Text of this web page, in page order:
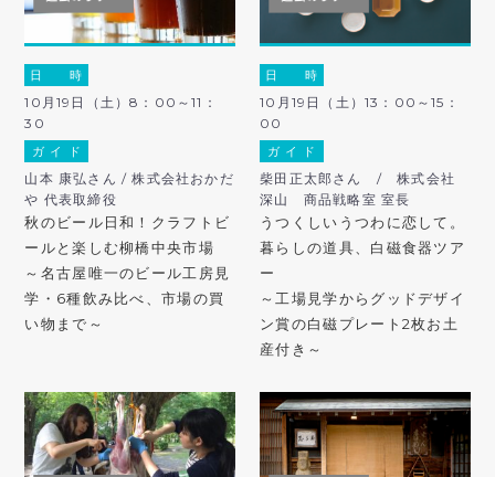
日 時
10月19日（土）8：00～11：
30
ガ イ ド
山本 康弘さん / 株式会社おかだ
や 代表取締役
秋のビール日和！クラフトビ
ールと楽しむ柳橋中央市場
～名古屋唯一のビール工房見
学・6種飲み比べ、市場の買
い物まで～
日 時
10月19日（土）13：00～15：
00
ガ イ ド
柴田正太郎さん / 株式会社
深山 商品戦略室 室長
うつくしいうつわに恋して。
暮らしの道具、白磁食器ツア
ー
～工場見学からグッドデザイ
ン賞の白磁プレート2枚お土
産付き～